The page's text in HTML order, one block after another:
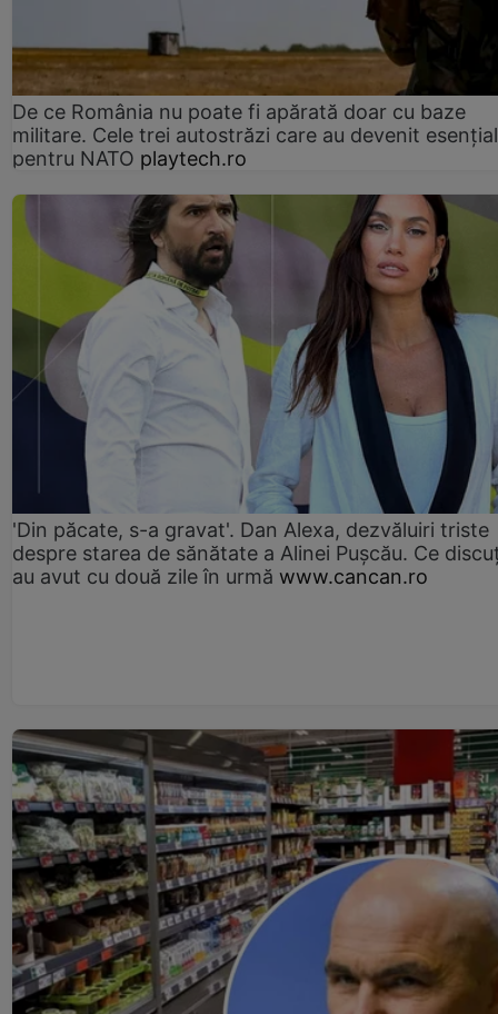
De ce România nu poate fi apărată doar cu baze
militare. Cele trei autostrăzi care au devenit
pentru NATO playtech.ro
'Din păcate, s-a gravat'. Dan Alexa, dezvăluiri triste
despre starea de sănătate a Alinei Pușcău. Ce
au avut cu două zile în urmă www.cancan.ro